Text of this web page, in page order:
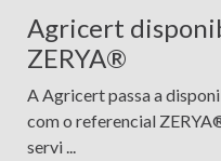
项
目
联
Agricert
ZERYA®
A Agricert passa a
com o referencial
servi ...